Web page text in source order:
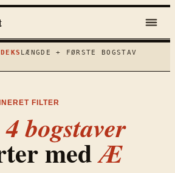
LÆNGDE + FØRSTE BOGSTAV
FILTER
4bogstaver
medÆ